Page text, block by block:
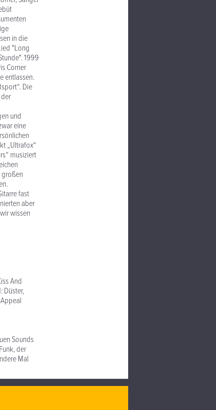
in die
"Long
1999
Corner
entlassen.
Die
und
eine
„Ultrafox“
musiziert
großen
fast
aber
wissen
And
Düster,
Sounds
der
Mal